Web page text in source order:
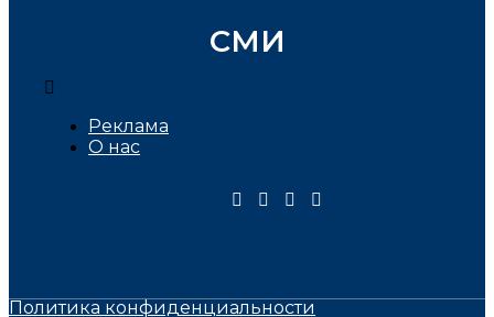
СМИ
Реклама
О нас
Политика конфиденциальности